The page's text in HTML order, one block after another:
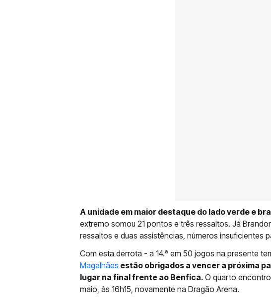
A unidade em maior destaque do lado verde e
extremo somou 21 pontos e três ressaltos. Já
ressaltos e duas assistências, números insuficientes
Com esta derrota - a 14.ª em 50 jogos na presente
Magalhães estão obrigados a vencer a próxima
lugar na final frente ao Benfica. O quarto
maio, às 16h15, novamente na Dragão Arena.